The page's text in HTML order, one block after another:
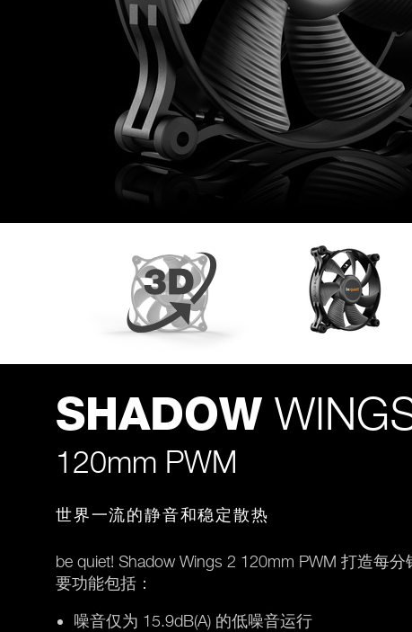
SHADOW
120mm PWM
世界一流的静音和稳定散热
be quiet! Shadow Wings 2 120mm PWM 打造每
要功能包括：
噪音仅为 15.9dB(A) 的低噪音运行